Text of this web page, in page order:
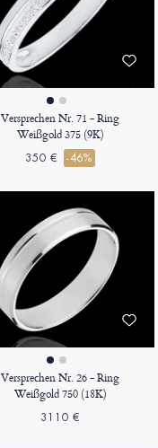
Versprechen Nr. 71 - Ring
Weißgold 375 (9K)
350 € -46%
Versprechen Nr. 26 - Ring
Weißgold 750 (18K)
3110 €